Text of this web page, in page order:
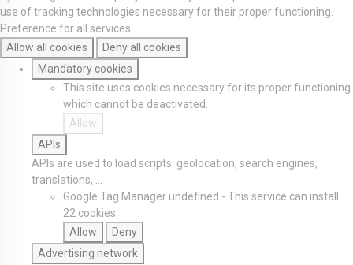
use of tracking technologies necessary for their proper functioning.
Preference for all services
Allow all cookies
Deny all cookies
Mandatory cookies
This site uses cookies necessary for its proper functioning
which cannot be deactivated.
Allow
APIs
APIs are used to load scripts: geolocation, search engines,
translations, ...
Google Tag Manager undefined - This service can install
22 cookies.
Allow
Deny
Advertising network